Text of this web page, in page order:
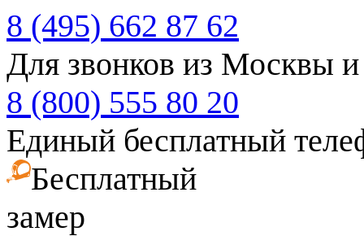
8 (495) 662 87 62
Для звонков из Москвы
8 (800) 555 80 20
Единый бесплатный
Бесплатный
замер